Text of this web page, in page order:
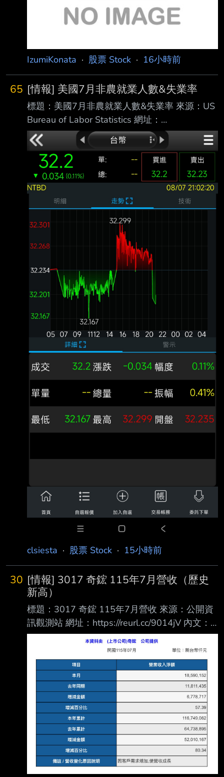
會是最底。 針對近期台股盤勢
IzumiKonata · 股票 Stock · 16小時前
65 [情報] 美國7月非農就業人數&失業率
標題：美國7月非農就業人數&失業率 來源：US
Bureau of Labor Statistics 網址：
https://www.bls.gov/ 內文： 美國7月非農就業
人口 前值修正為2.0萬（原公布5.7萬） 預期8.0
萬 公佈為-2.3萬 美國7月失業率 前值 4.2% 預
期 4.2% 公佈 4.1% 越爛越噴，升息機會降低，
台指期夜盤先向上一根？ ----- Sent from JPTT
on my iPhone --
clsiesta · 股票 Stock · 15小時前
30 [情報] 3017 奇鋐 115年7月營收（歷史
新高）
標題：3017 奇鋐 115年7月營收 來源：公開資
訊觀測站 網址：https://reurl.cc/9014jV 內文：
https://i.mopix.cc/GS2PZ1.jpg 7月營收 年增
57.4% 月增5.5% 最近漲很多的奇鋐今天拉回，
是買點？ --